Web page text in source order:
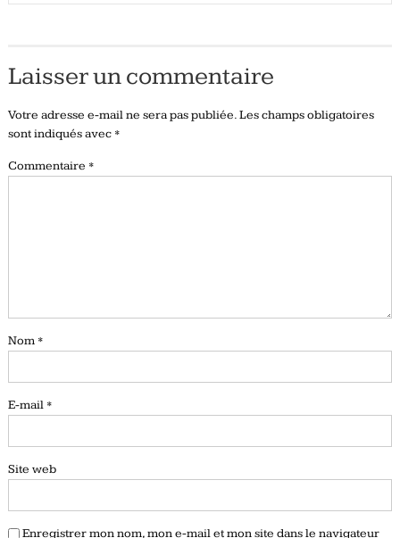
Laisser un commentaire
Votre adresse e-mail ne sera pas publiée.Les champs obligatoires
sont indiqués avec *
Commentaire *
Nom *
E-mail *
Site web
Enregistrer mon nom, mon e-mail et mon site dans le navigateur